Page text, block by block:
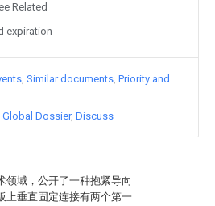
领域，公开了一种抱紧导向
上垂直固定连接有两个第一
Related
expiration
Similar documents Priority and
Global Dossier Discuss